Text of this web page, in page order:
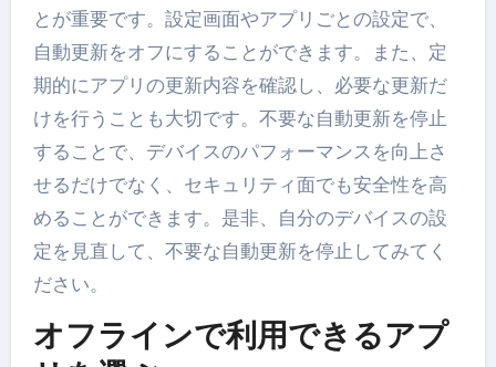
とが重要です。設定画面やアプリごとの設定で、
自動更新をオフにすることができます。また、定
期的にアプリの更新内容を確認し、必要な更新だ
けを行うことも大切です。不要な自動更新を停止
することで、デバイスのパフォーマンスを向上さ
せるだけでなく、セキュリティ面でも安全性を高
めることができます。是非、自分のデバイスの設
定を見直して、不要な自動更新を停止してみてく
ださい。
オフラインで利用できるアプ